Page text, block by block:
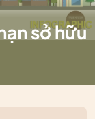
sở hữu